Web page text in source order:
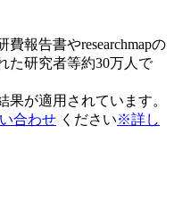
報告書やresearchmapの
た研究者等約30万人で
果が適用されています。
合わせ ください※詳し